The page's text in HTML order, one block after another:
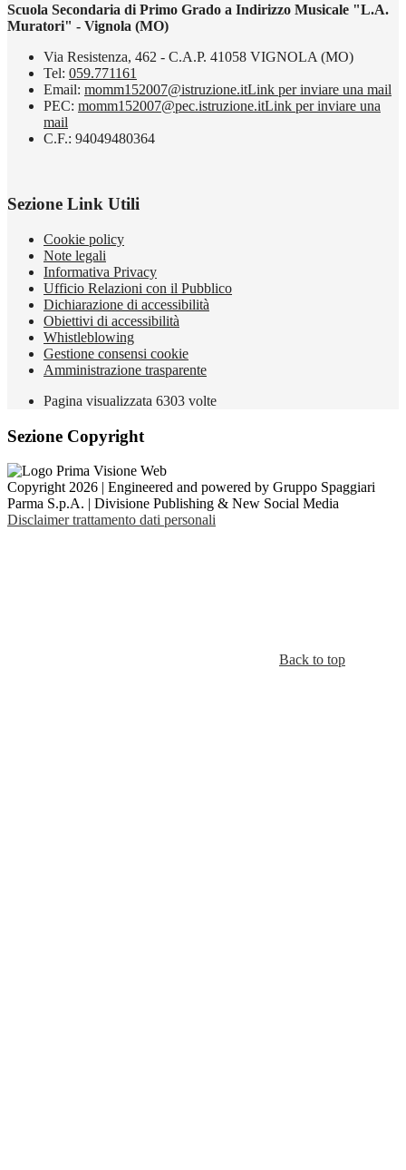
Scuola Secondaria di Primo Grado a Indirizzo Musicale "L.A.
Muratori" - Vignola (MO)
Via Resistenza, 462 - C.A.P. 41058 VIGNOLA (MO)
Tel: 059.771161
Email: momm152007@istruzione.itLink per inviare una mail
PEC: momm152007@pec.istruzione.itLink per inviare una
mail
C.F.: 94049480364
Sezione Link Utili
Cookie policy
Note legali
Informativa Privacy
Ufficio Relazioni con il Pubblico
Dichiarazione di accessibilità
Obiettivi di accessibilità
Whistleblowing
Gestione consensi cookie
Amministrazione trasparente
Pagina visualizzata 6303 volte
Sezione Copyright
Copyright 2026 | Engineered and powered by Gruppo Spaggiari
Parma S.p.A. | Divisione Publishing & New Social Media
Disclaimer trattamento dati personali
Back to top